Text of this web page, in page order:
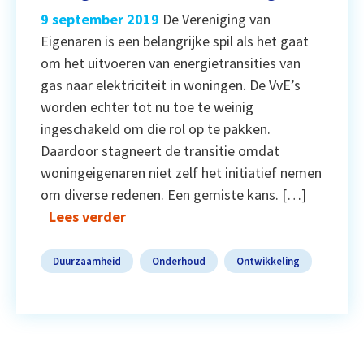
9 september 2019 De Vereniging van
Eigenaren is een belangrijke spil als het gaat
om het uitvoeren van energietransities van
gas naar elektriciteit in woningen. De VvE’s
worden echter tot nu toe te weinig
ingeschakeld om die rol op te pakken.
Daardoor stagneert de transitie omdat
woningeigenaren niet zelf het initiatief nemen
om diverse redenen. Een gemiste kans. […]
Lees verder
Duurzaamheid Onderhoud Ontwikkeling